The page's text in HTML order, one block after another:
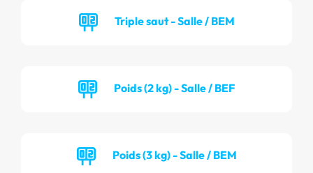
Triple saut - Salle / BEM
Poids (2 kg) - Salle / BEF
Poids (3 kg) - Salle / BEM